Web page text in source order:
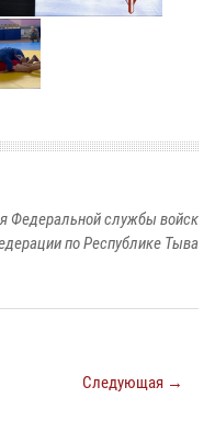
Федеральной службы войск
по Республике Тыва
Следующая →